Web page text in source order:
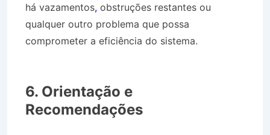
há vazamentos, obstruções restantes ou
qualquer outro problema que possa
comprometer a eficiência do sistema.
6. Orientação e
Recomendações